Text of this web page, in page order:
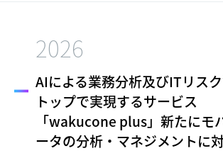
2026
AIによる業務分析及びITリス
トップで実現するサービス
「wakucone plus」新たにモ
ータの分析・マネジメントに